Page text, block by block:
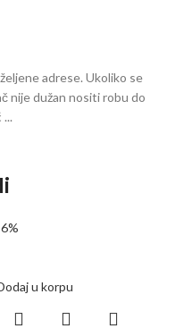
adrese. Ukoliko se
nije dužan nositi robu do
...
u korpu